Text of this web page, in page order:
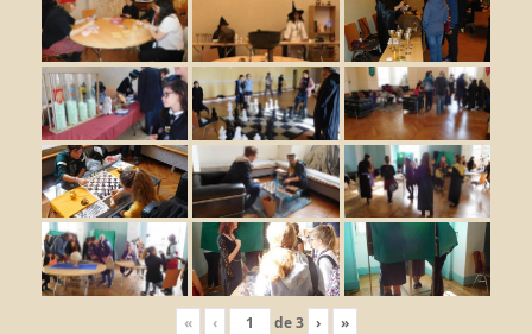
« ‹ de3 › »